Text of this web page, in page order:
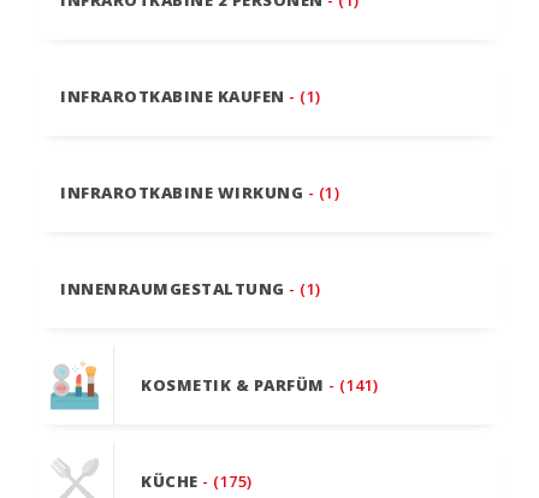
INFRAROTKABINE KAUFEN - (1)
INFRAROTKABINE WIRKUNG - (1)
INNENRAUMGESTALTUNG - (1)
KOSMETIK & PARFÜM - (141)
KÜCHE - (175)